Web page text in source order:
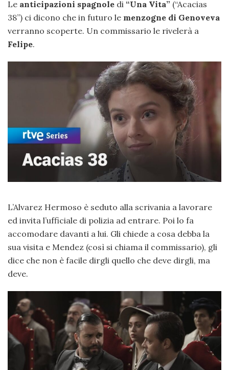
Le anticipazioni spagnole di “Una Vita” (“Acacias
38”) ci dicono che in futuro le menzogne di Genoveva
verranno scoperte. Un commissario le rivelerà a
Felipe.
L’Alvarez Hermoso è seduto alla scrivania a lavorare
ed invita l’ufficiale di polizia ad entrare. Poi lo fa
accomodare davanti a lui. Gli chiede a cosa debba la
sua visita e Mendez (così si chiama il commissario), gli
dice che non è facile dirgli quello che deve dirgli, ma
deve.